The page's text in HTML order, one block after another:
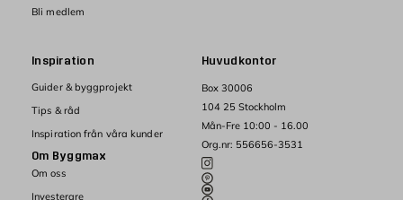
Huvudkontor
Box 30006
104 25 Stockholm
Mån-Fre 10:00 - 16.00
Org.nr: 556656-3531
Bli medlem
Inspiration
Guider & byggprojekt
Tips & råd
Inspiration från våra kunder
Om Byggmax
Om oss
Investerare